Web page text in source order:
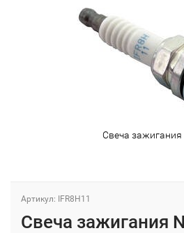
Свеча зажигания
Артикул: IFR8H11
Свеча зажигания